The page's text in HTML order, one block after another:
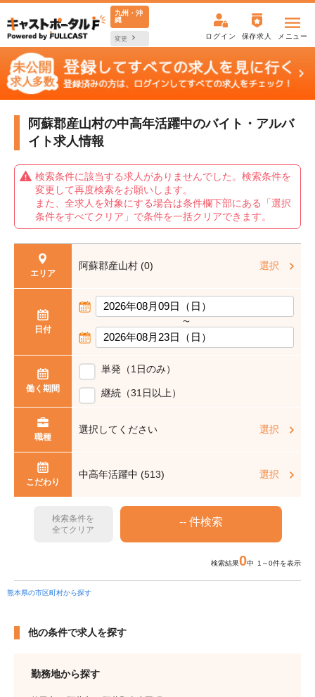
九州・沖
縄
変更 ログイン 保存求人 メニュー
阿蘇郡産山村の中高年活躍中のバイト・アルバ
イト求人情報
検索条件に該当する求人がありませんでした。検索条件を
変更して再度検索をお願いします。
また、全求人を対象にする場合は条件欄下部にある「選択
条件をすべてクリア」で条件を一括クリアできます。
エリア
阿蘇郡産山村 (0) 選択
日付
〜
働く期間
単発（1日のみ）
継続（31日以上）
職種
選択してください 選択
こだわり
中高年活躍中 (513) 選択
検索条件を
全てクリア
検索結果0中 1～0件を表示
熊本県の市区町村から探す
他の条件で求人を探す
勤務地から探す